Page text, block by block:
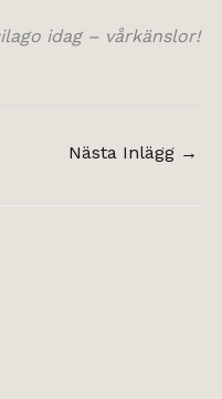
idag – vårkänslor!
Nästa Inlägg →